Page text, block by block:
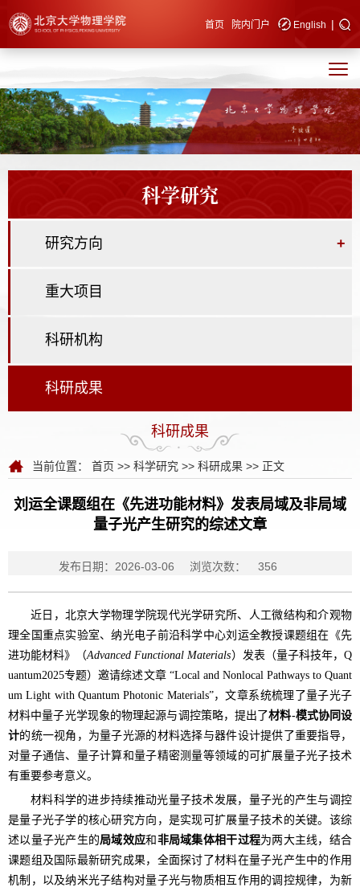
快速导航 首页 院内门户 English |
科学研究
研究方向 +
重大项目
科研机构
科研成果
科研成果
当前位置： 首页 >> 科学研究 >> 科研成果 >> 正文
刘运全课题组在《先进功能材料》发表局域及非局域
量子光产生研究的综述文章
发布日期：2026-03-06 浏览次数： 356
近日，北京大学物理学院现代光学研究所、人工微结构和介观物
理全国重点实验室、纳光电子前沿科学中心刘运全教授课题组在《先
进功能材料》
（Advanced Functional Materials） 发表（量子科技年，Q
uantum2025专题）邀请综述文章 “Local and Nonlocal Pathways to Quant
um Light with Quantum Photonic Materials”，文章系统梳理了量子光子
材料中量子光学现象的物理起源与调控策略，提出了材料-模式协同设
计的统一视角，为量子光源的材料选择与器件设计提供了重要指导，
对量子通信、量子计算和量子精密测量等领域的可扩展量子光子技术
有重要参考意义。
材料科学的进步持续推动光量子技术发展，量子光的产生与调控
是量子光子学的核心研究方向，是实现可扩展量子技术的关键。该综
述以量子光产生的局域效应和非局域集体相干过程为两大主线，结合
课题组及国际最新研究成果，全面探讨了材料在量子光产生中的作用
机制，以及纳米光子结构对量子光与物质相互作用的调控规律，为新